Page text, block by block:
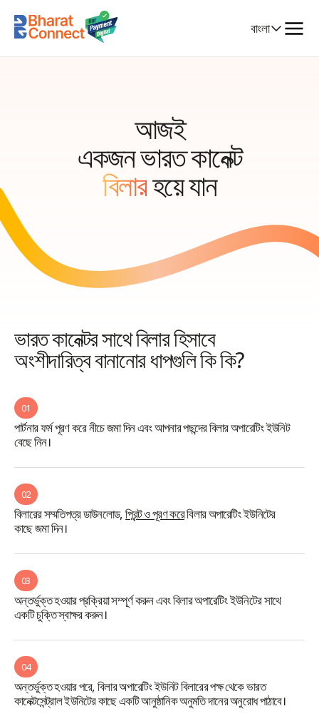
Select
বাংলা
আজই
একজন ভারত কানেক্ট
বিলারহয়ে যান
ভারত কানেক্টর সাথে বিলার হিসাবে
অংশীদারিত্ব বানানোর ধাপগুলি কি কি?
01
পার্টনার ফর্ম পূরণ করে নীচে জমা দিন এবং আপনার পছন্দের বিলার অপারেটিং ইউনিট
বেছে নিন।
02
বিলারের সম্মতিপত্র ডাউনলোড,প্রিন্ট ও পূরণ করেবিলার অপারেটিং ইউনিটের
কাছে জমা দিন।
03
অন্তর্ভুক্ত হওয়ার প্রক্রিয়া সম্পূর্ণ করুন এবং বিলার অপারেটিং ইউনিটের সাথে
একটি চুক্তি স্বাক্ষর করুন।
04
অন্তর্ভুক্ত হওয়ার পরে, বিলার অপারেটিং ইউনিট বিলারের পক্ষ থেকে ভারত
কানেক্টসেন্ট্রাল ইউনিটের কাছে একটি আনুষ্ঠানিক অনুমতি দানের অনুরোধ পাঠাবে।